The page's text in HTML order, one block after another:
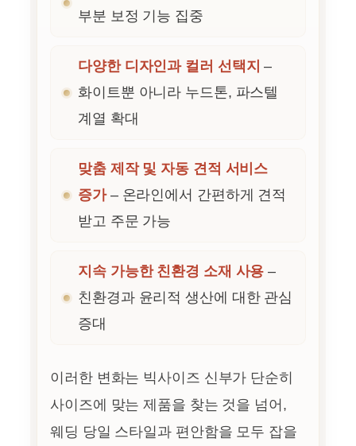
부분 보정 기능 집중
다양한 디자인과 컬러 선택지 –
화이트뿐 아니라 누드톤, 파스텔
계열 확대
맞춤 제작 및 자동 견적 서비스
증가– 온라인에서 간편하게 견적
받고 주문 가능
지속 가능한 친환경 소재 사용 –
친환경과 윤리적 생산에 대한 관심
증대
이러한 변화는 빅사이즈 신부가 단순히
사이즈에 맞는 제품을 찾는 것을 넘어,
웨딩 당일 스타일과 편안함을 모두 잡을